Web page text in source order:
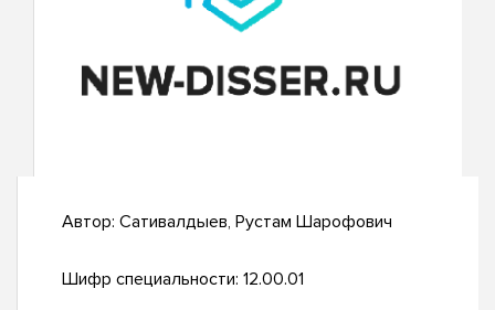
Автор: Сативалдыев, Рустам Шарофович
Шифр специальности: 12.00.01